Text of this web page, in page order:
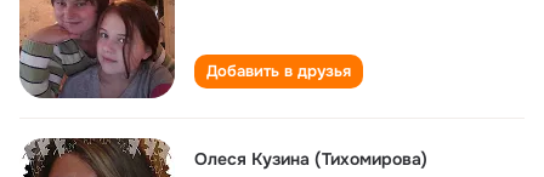
Добавить в друзья
Олеся Кузина (Тихомирова)